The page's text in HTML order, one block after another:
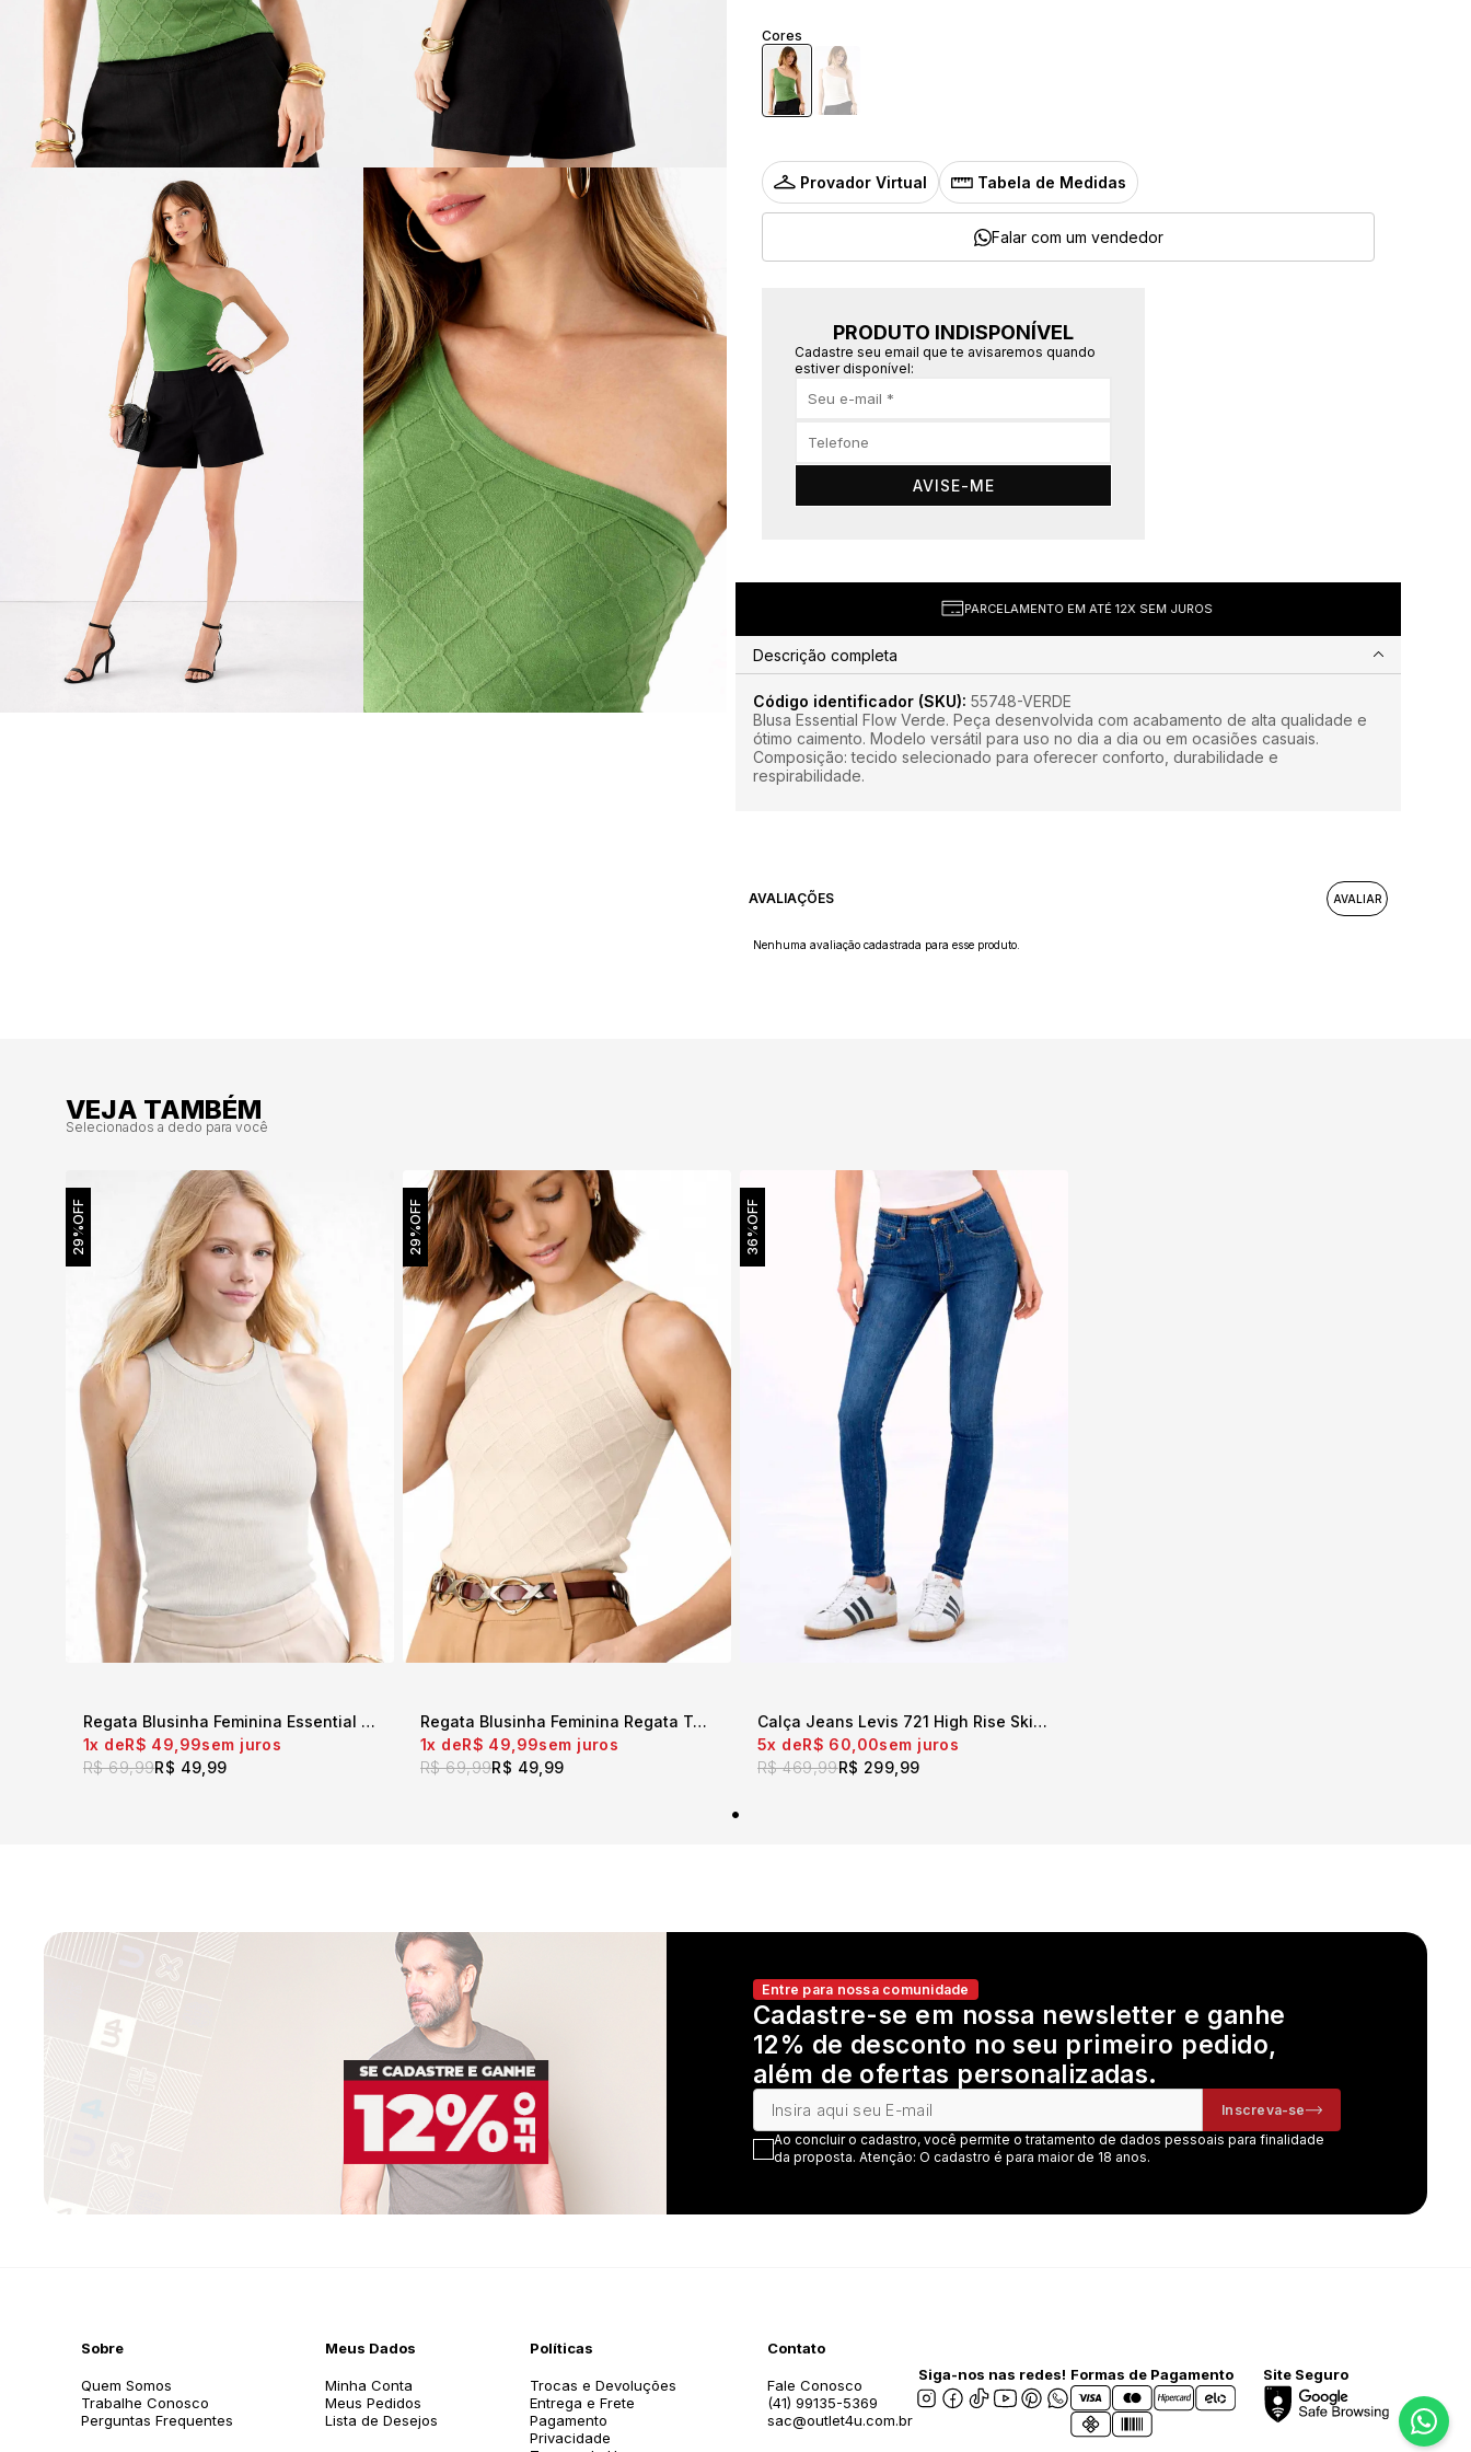
Cores
Provador Virtual Tabela de Medidas
Falar com um vendedor
PRODUTO INDISPONÍVEL
Cadastre seu email que te avisaremos quando
estiver disponível:
AVISE-ME
ENTREGA PARA TODO BRASIL PARCELAMENTO EM ATÉ 12X SEM JUROS
Descrição completa
Código identificador (SKU): 55748-VERDE
Blusa Essential Flow Verde. Peça desenvolvida com acabamento de alta qualidade e
ótimo caimento. Modelo versátil para uso no dia a dia ou em ocasiões casuais.
Composição: tecido selecionado para oferecer conforto, durabilidade e
respirabilidade.
AVALIAÇÕES
Nenhuma avaliação cadastrada para esse produto.
VEJA TAMBÉM
Selecionados a dedo para você
29%
OFF
Regata Blusinha Feminina Essential Touch Off White
R$ 69,99R$ 49,99
1x R$ 49,99sem juros
29%
OFF
Regata Blusinha Feminina Regata Texturizada Creme
R$ 69,99R$ 49,99
1x R$ 49,99sem juros
36%
OFF
Calça Jeans Levis 721 High Rise Skinny W
R$ 469,99R$ 299,99
5x R$ 60,00sem juros
Entre para nossa comunidade
Cadastre-se em nossa newsletter e ganhe
12% de desconto no seu primeiro pedido,
além de ofertas personalizadas.
Inscreva-se
Ao concluir o cadastro, você permite o tratamento de dados pessoais para finalidade
da proposta. Atenção: O cadastro é para maior de 18 anos.
Sobre
Quem Somos
Trabalhe Conosco
Perguntas Frequentes
Meus Dados
Minha Conta
Meus Pedidos
Lista de Desejos
Políticas
Trocas e Devoluções
Entrega e Frete
Pagamento
Privacidade
Contato
Fale Conosco
(41) 99135-5369
sac@outlet4u.com.br
Siga-nos nas redes! Formas de Pagamento Site Seguro